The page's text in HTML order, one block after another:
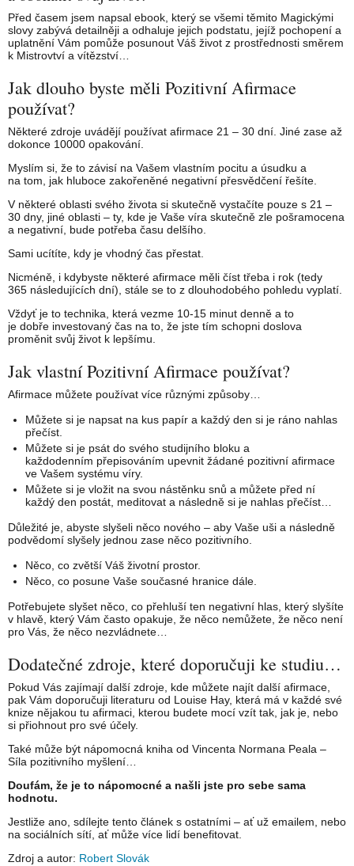
Před časem jsem napsal ebook, který se všemi těmito Magickými
slovy zabývá detailněji a odhaluje jejich podstatu, jejíž pochopení a
uplatnění Vám pomůže posunout Váš život z prostřednosti směrem
k Mistrovtví a vítězství…
Jak dlouho byste měli Pozitivní Afirmace
používat?
Některé zdroje uvádějí používat afirmace 21 – 30 dní. Jiné zase až
dokonce 10000 opakování.
Myslím si, že to závisí na Vašem vlastním pocitu a úsudku a
na tom, jak hluboce zakořeněné negativní přesvědčení řešíte.
V některé oblasti svého života si skutečně vystačíte pouze s 21 –
30 dny, jiné oblasti – ty, kde je Vaše víra skutečně zle pošramocena
a negativní, bude potřeba času delšího.
Sami ucítíte, kdy je vhodný čas přestat.
Nicméně, i kdybyste některé afirmace měli číst třeba i rok (tedy
365 následujících dní), stále se to z dlouhodobého pohledu vyplatí.
Vždyť je to technika, která vezme 10-15 minut denně a to
je dobře investovaný čas na to, že jste tím schopni doslova
proměnit svůj život k lepšímu.
Jak vlastní Pozitivní Afirmace používat?
Afirmace můžete používat více různými způsoby…
Můžete si je napsat na kus papír a každý den si je ráno nahlas
přečíst.
Můžete si je psát do svého studijního bloku a
každodenním přepisováním upevnit žádané pozitivní afirmace
ve Vašem systému víry.
Můžete si je vložit na svou nástěnku snů a můžete před ní
každý den postát, meditovat a následně si je nahlas přečíst…
Důležité je, abyste slyšeli něco nového – aby Vaše uši a následně
podvědomí slyšely jednou zase něco pozitivního.
Něco, co zvětší Váš životní prostor.
Něco, co posune Vaše současné hranice dále.
Potřebujete slyšet něco, co přehluší ten negativní hlas, který slyšíte
v hlavě, který Vám často opakuje, že něco nemůžete, že něco není
pro Vás, že něco nezvládnete…
Dodatečné zdroje, které doporučuji ke studiu…
Pokud Vás zajímají další zdroje, kde můžete najít další afirmace,
pak Vám doporučuji literaturu od Louise Hay, která má v každé své
knize nějakou tu afirmaci, kterou budete mocí vzít tak, jak je, nebo
si přiohnout pro své účely.
Také může být nápomocná kniha od Vincenta Normana Peala –
Síla pozitivního myšlení…
Doufám, že je to nápomocné a našli jste pro sebe sama
hodnotu.
Jestliže ano, sdílejte tento článek s ostatními – ať už emailem, nebo
na sociálních sítí, ať může více lidí benefitovat.
Zdroj a autor: Robert Slovák